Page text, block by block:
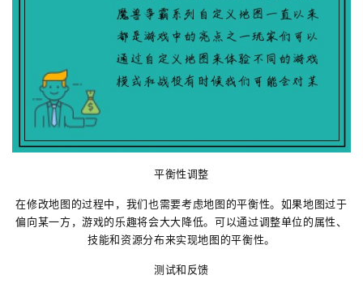
平衡性调整
在修改地图的过程中，我们也需要考虑地图的平衡性。如果地图过于
偏向某一方，游戏的乐趣将会大大降低。可以通过调整单位的属性、
技能和资源分布来实现地图的平衡性。
测试和反馈